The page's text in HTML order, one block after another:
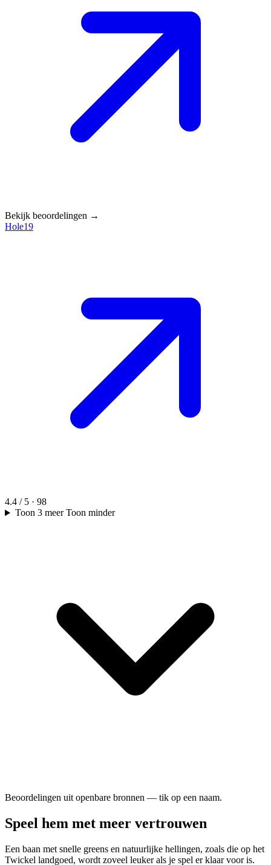
Bekijk beoordelingen →
Hole19
4.4 / 5 · 98
Toon 3 meer Toon minder
Beoordelingen uit openbare bronnen — tik op een naam.
Speel hem met meer vertrouwen
Een baan met snelle greens en natuurlijke hellingen, zoals die op het
Twickel landgoed, wordt zoveel leuker als je spel er klaar voor is.